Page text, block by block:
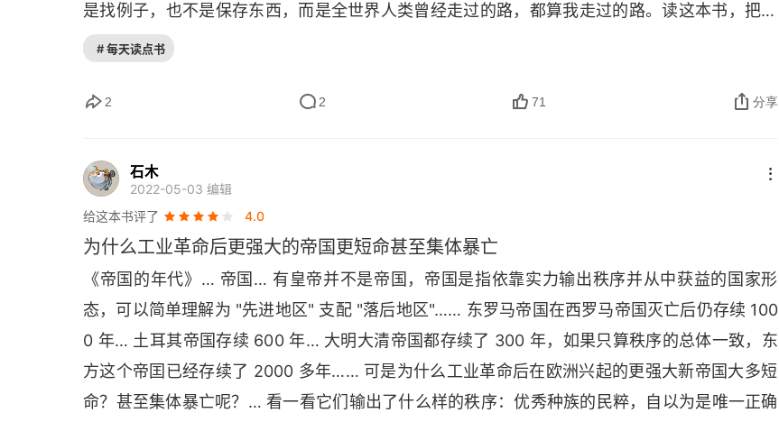
是找例子，也不是保存东西，而是全世界人类曾经走过的路，都算我走过的路。读这本书，把自
己带回百年前，想象自己是否能预料到大萧条和世界大战。
# 每天读点书
2 2 71 分享
石木
2022-05-03 编辑
给这本书评了
4.0
为什么工业革命后更强大的帝国更短命甚至集体暴亡
《帝国的年代》… 帝国… 有皇帝并不是帝国，帝国是指依靠实力输出秩序并从中获益的国家形
态，可以简单理解为 "先进地区" 支配 "落后地区"…… 东罗马帝国在西罗马帝国灭亡后仍存续 100
0 年… 土耳其帝国存续 600 年… 大明大清帝国都存续了 300 年，如果只算秩序的总体一致，东
方这个帝囯已经存续了 2000 多年…… 可是为什么工业革命后在欧洲兴起的更强大新帝国大多短
命？甚至集体暴亡呢？… 看一看它们输出了什么样的秩序：优秀种族的民粹，自以为是唯一正确